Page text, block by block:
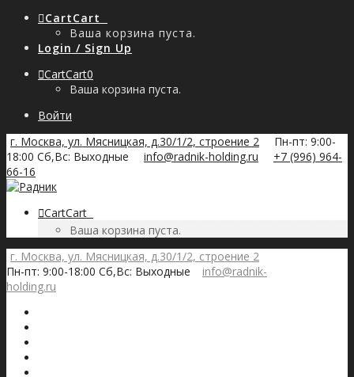
CartCart
Ваша корзина пуста.
Login / Sign Up
CartCart0
Ваша корзина пуста.
Войти
г. Москва, ул. Мясницкая, д.30/1/2, строение 2
Пн-пт: 9:00-
18:00 Сб,Вс: Выходные
info@radnik-holding.ru
+7 (996) 964-
66-16
CartCart
Ваша корзина пуста.
г. Москва, ул. Мясницкая, д.30/1/2, строение 2
Пн-пт: 9:00-18:00 Сб,Вс: Выходные
info@radnik-
holding.ru